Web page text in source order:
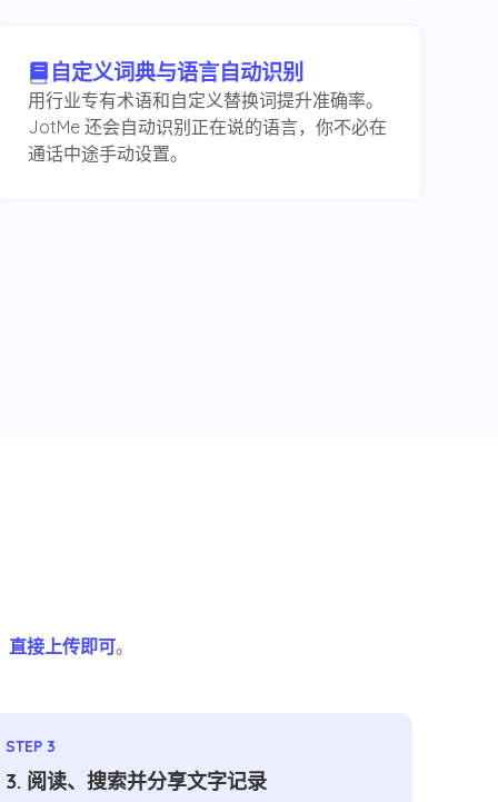
自定义词典与语言自动识别
用行业专有术语和自定义替换词提升准确率。
JotMe 还会自动识别正在说的语言，你不必在
通话中途手动设置。
直接上传即可。
STEP 3
3. 阅读、搜索并分享文字记录